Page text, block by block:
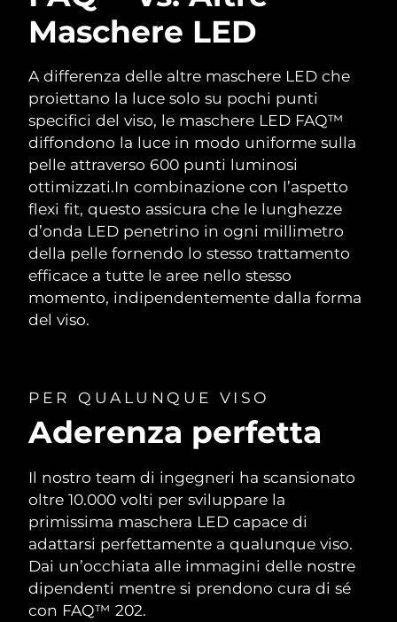
Maschere LED
A differenza delle altre maschere LED che
proiettano la luce solo su pochi punti
specifici del viso, le maschere LED FAQ™
diffondono la luce in modo uniforme sulla
pelle attraverso 600 punti luminosi
ottimizzati.In combinazione con l’aspetto
flexi fit, questo assicura che le lunghezze
d’onda LED penetrino in ogni millimetro
della pelle fornendo lo stesso trattamento
efficace a tutte le aree nello stesso
momento, indipendentemente dalla forma
del viso.
PER QUALUNQUE VISO
Aderenza perfetta
Il nostro team di ingegneri ha scansionato
oltre 10.000 volti per sviluppare la
primissima maschera LED capace di
adattarsi perfettamente a qualunque viso.
Dai un’occhiata alle immagini delle nostre
dipendenti mentre si prendono cura di sé
con FAQ™ 202.